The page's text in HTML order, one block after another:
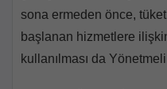
sona ermeden önce,
başlanan hizmetlere
kullanılması da